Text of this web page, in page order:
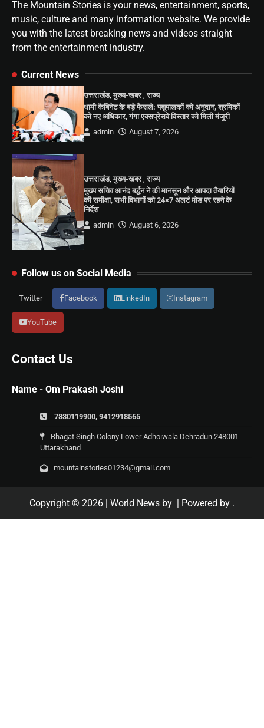
The Mountain Stories is your news, entertainment, sports,
music, culture and many information website. We provide
you with the latest breaking news and videos straight
from the entertainment industry.
Current News
उत्तराखंड,मुख्य-खबर,राज्य
धामी कैबिनेट के बड़े फैसले: पशुपालकों को अनुदान, श्रमिकों
को नए अधिकार, गंगा एक्सप्रेसवे विस्तार को मिली मंजूरी
admin
August 7, 2026
उत्तराखंड,मुख्य-खबर ,राज्य
मुख्य सचिव आनंद बर्द्धन ने की मानसून और आपदा तैयारियों
की समीक्षा, सभी विभागों को 24×7 अलर्ट मोड पर रहने के
निर्देश
admin
August 6, 2026
Follow us on Social Media
Twitter Facebook LinkedIn Instagram
YouTube
Contact Us
Name - Om Prakash Joshi
7830119900, 9412918565
Bhagat Singh Colony Lower Adhoiwala Dehradun 248001
Uttarakhand
mountainstories01234@gmail.com
Copyright © 2026 | World News by | Powered by .